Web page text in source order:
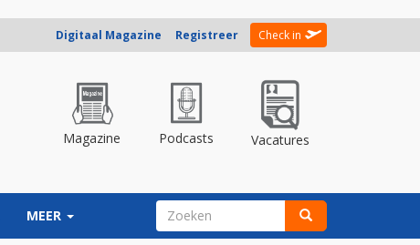
Digitaal Magazine Registreer Check in
Magazine Podcasts Vacatures
MEER ZOEKVELD